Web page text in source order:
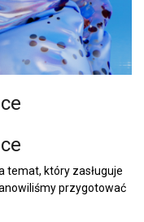
temat, który zasługuje
przygotować